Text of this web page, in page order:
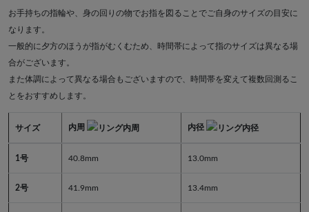
お手持ちの指輪や、身の回りの物でお指を図ることでご自身のサイズの目安に
なります。
一般的に夕方のほうが指がむくむため、時間帯によって指のサイズは異なる場
合がございます。
また体調によって異なる場合もございますので、時間帯を変えて複数回測るこ
とをおすすめします。
サイズ 内周 内径
1号 40.8mm 13.0mm
2号 41.9mm 13.4mm